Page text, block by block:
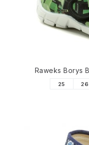
Raweks Borys
25 26